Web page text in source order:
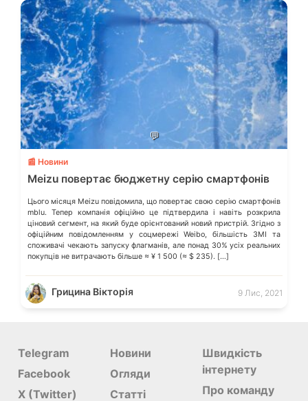
💬
📰 Новини
Meizu повертає бюджетну серію смартфонів
Цього місяця Meizu повідомила, що повертає свою серію смартфонів
mblu. Тепер компанія офіційно це підтвердила і навіть розкрила
ціновий сегмент, на який буде орієнтований новий пристрій. Згідно з
офіційним повідомленням у соцмережі Weibo, більшість ЗМІ та
споживачі чекають запуску флагманів, але понад 30% усіх реальних
покупців не витрачають більше ≈ ¥ 1 500 (≈ $ 235). […]
Грицина Вікторія 9 Лис, 2021
Telegram
Facebook
X (Twitter)
Новини
Огляди
Статті
Швидкість
інтернету
Про команду